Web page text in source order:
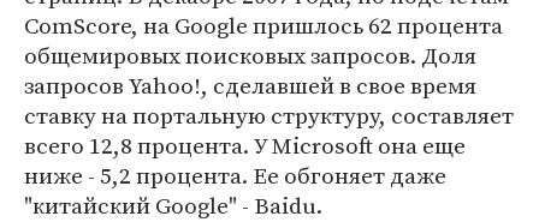
ComScore, на Google пришлось 62 процента
общемировых поисковых запросов. Доля
запросов Yahoo!, сделавшей в свое время
ставку на портальную структуру, составляет
всего 12,8 процента. У Microsoft она еще
ниже - 5,2 процента. Ее обгоняет даже
"китайский Google" - Baidu.